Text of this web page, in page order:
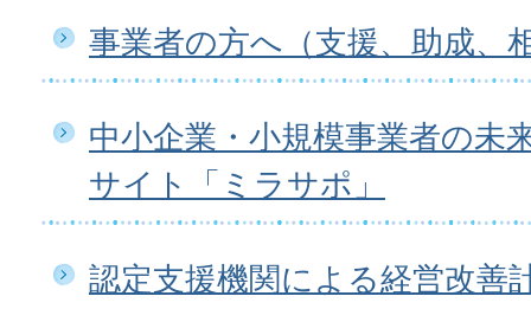
事業者の方へ（支援、助成、
中小企業・小規模事業者の未
サイト「ミラサポ」
認定支援機関による経営改善